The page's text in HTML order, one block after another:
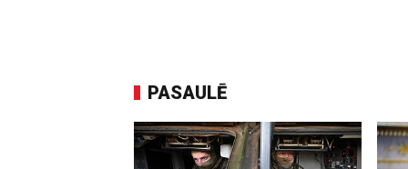
PASAULĒ